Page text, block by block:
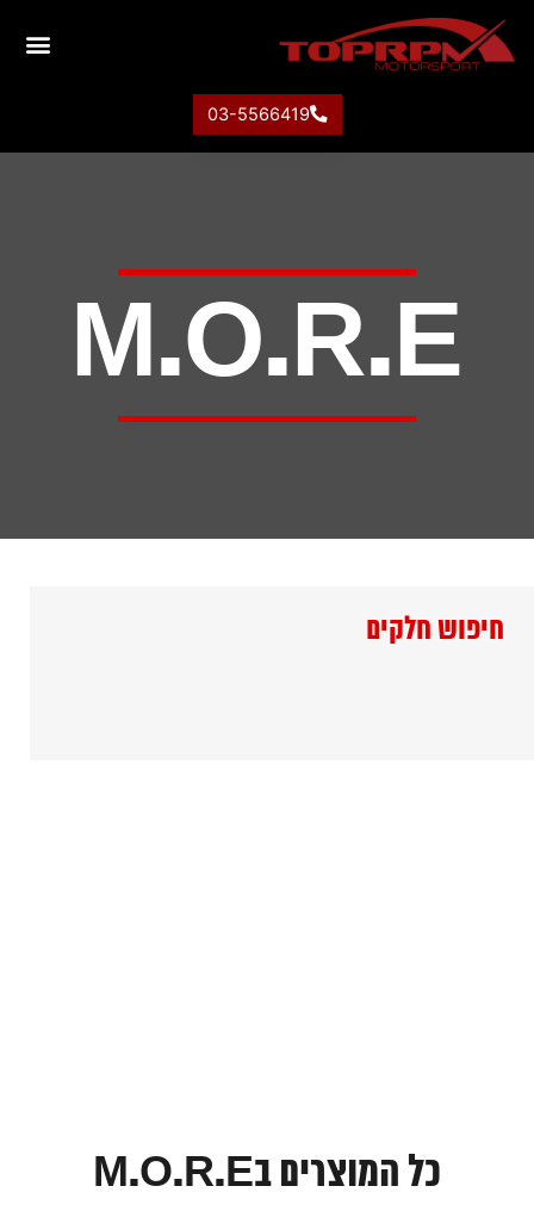
03-5566419
M.O.R.E
חיפוש חלקים
כל המוצרים בM.O.R.E